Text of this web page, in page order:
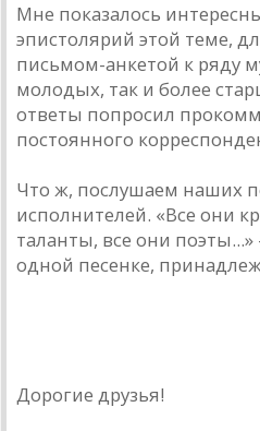
Мне показалось
эпистолярий этой теме,
письмом-анкетой к ряду
молодых, так и более
ответы попросил
постоянного
Что ж, послушаем наших
исполнителей. «Все они
таланты, все они
одной песенке,
Дорогие друзья!